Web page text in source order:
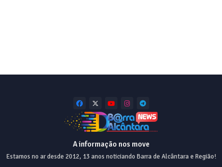
A informação nos move
Estamos no ar desde 2012, 13 anos noticiando Barra de Alcântara e Região!